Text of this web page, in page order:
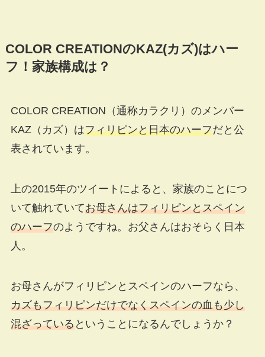
COLOR CREATIONのKAZ(カズ)はハー
フ！家族構成は？
COLOR CREATION（通称カラクリ）のメンバー
KAZ（カズ）はフィリピンと日本のハーフだと公
表されています。
上の2015年のツイートによると、家族のことにつ
いて触れていてお母さんはフィリピンとスペイン
のハーフのようですね。お父さんはおそらく日本
人。
お母さんがフィリピンとスペインのハーフなら、
カズもフィリピンだけでなくスペインの血も少し
混ざっているということになるんでしょうか？